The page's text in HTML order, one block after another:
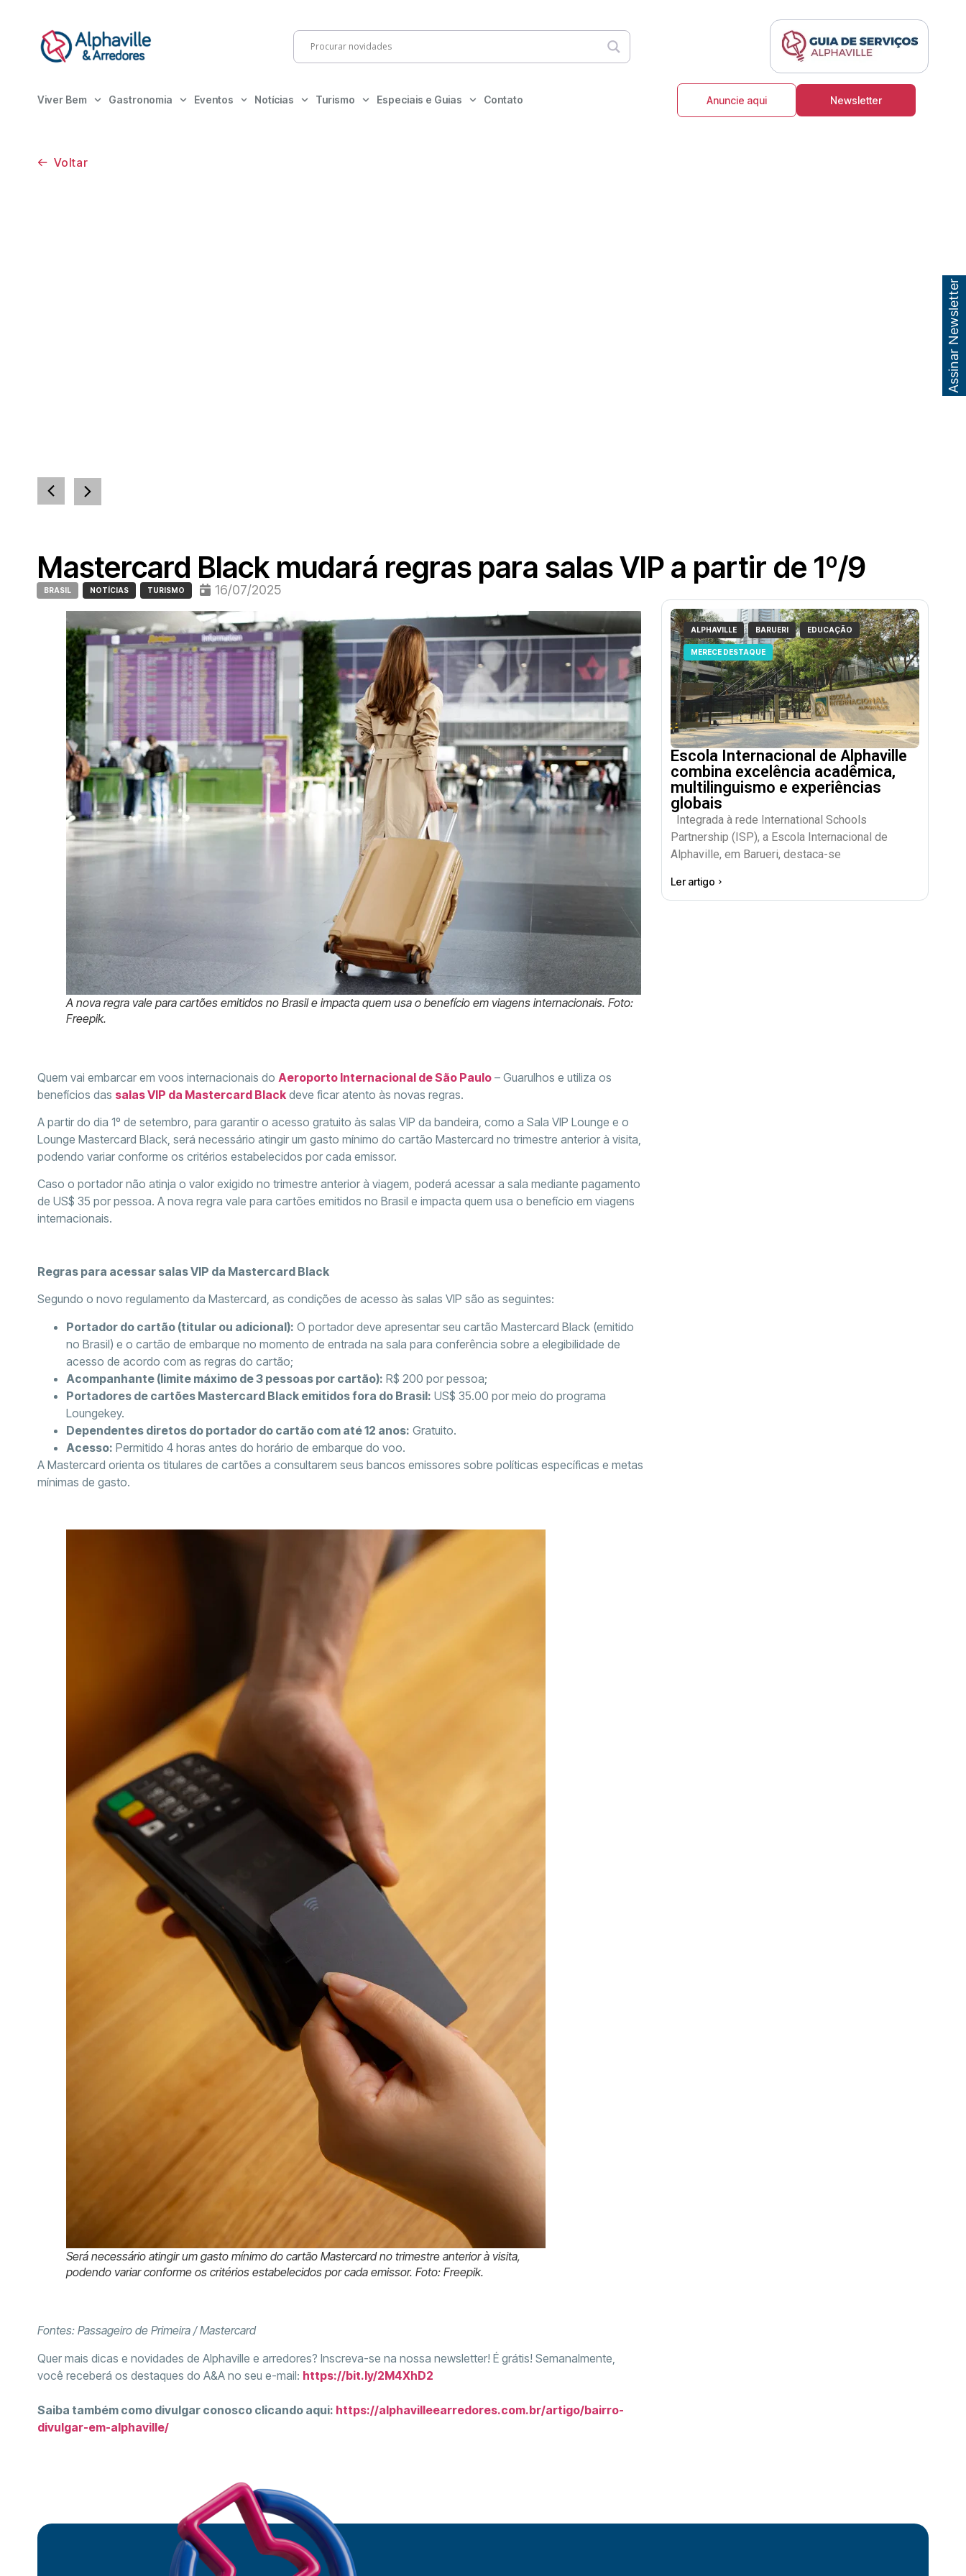
Viver Bem Gastronomia Eventos Notícias Turismo Especiais e Guias Contato Anuncie aqui Newsletter
Voltar
Mastercard Black mudará regras para salas VIP a partir de 1º/9
BRASIL NOTÍCIAS TURISMO 16/07/2025
A nova regra vale para cartões emitidos no Brasil e impacta quem usa o benefício em viagens internacionais. Foto:
Freepik.
Quem vai embarcar em voos internacionais do Aeroporto Internacional de São Paulo – Guarulhos e utiliza os
benefícios das salas VIP da Mastercard Black deve ficar atento às novas regras.
A partir do dia 1º de setembro, para garantir o acesso gratuito às salas VIP da bandeira, como a Sala VIP Lounge e o
Lounge Mastercard Black, será necessário atingir um gasto mínimo do cartão Mastercard no trimestre anterior à visita,
podendo variar conforme os critérios estabelecidos por cada emissor.
Caso o portador não atinja o valor exigido no trimestre anterior à viagem, poderá acessar a sala mediante pagamento
de US$ 35 por pessoa. A nova regra vale para cartões emitidos no Brasil e impacta quem usa o benefício em viagens
internacionais.
Regras para acessar salas VIP da Mastercard Black
Segundo o novo regulamento da Mastercard, as condições de acesso às salas VIP são as seguintes:
Portador do cartão (titular ou adicional): O portador deve apresentar seu cartão Mastercard Black (emitido
no Brasil) e o cartão de embarque no momento de entrada na sala para conferência sobre a elegibilidade de
acesso de acordo com as regras do cartão;
Acompanhante (limite máximo de 3 pessoas por cartão): R$ 200 por pessoa;
Portadores de cartões Mastercard Black emitidos fora do Brasil: US$ 35.00 por meio do programa
Loungekey.
Dependentes diretos do portador do cartão com até 12 anos: Gratuito.
Acesso: Permitido 4 horas antes do horário de embarque do voo.
A Mastercard orienta os titulares de cartões a consultarem seus bancos emissores sobre políticas específicas e metas
mínimas de gasto.
Será necessário atingir um gasto mínimo do cartão Mastercard no trimestre anterior à visita,
podendo variar conforme os critérios estabelecidos por cada emissor. Foto: Freepik.
Fontes: Passageiro de Primeira / Mastercard
Quer mais dicas e novidades de Alphaville e arredores? Inscreva-se na nossa newsletter! É grátis! Semanalmente,
você receberá os destaques do A&A no seu e-mail: https://bit.ly/2M4XhD2
Saiba também como divulgar conosco clicando aqui: https://alphavilleearredores.com.br/artigo/bairro-
divulgar-em-alphaville/
ALPHAVILLE BARUERI EDUCAÇÃO
MERECE DESTAQUE
Escola Internacional de Alphaville
combina excelência acadêmica,
multilinguismo e experiências
globais
Integrada à rede International Schools
Partnership (ISP), a Escola Internacional de
Alphaville, em Barueri, destaca-se
Ler artigo
Assinar Newsletter